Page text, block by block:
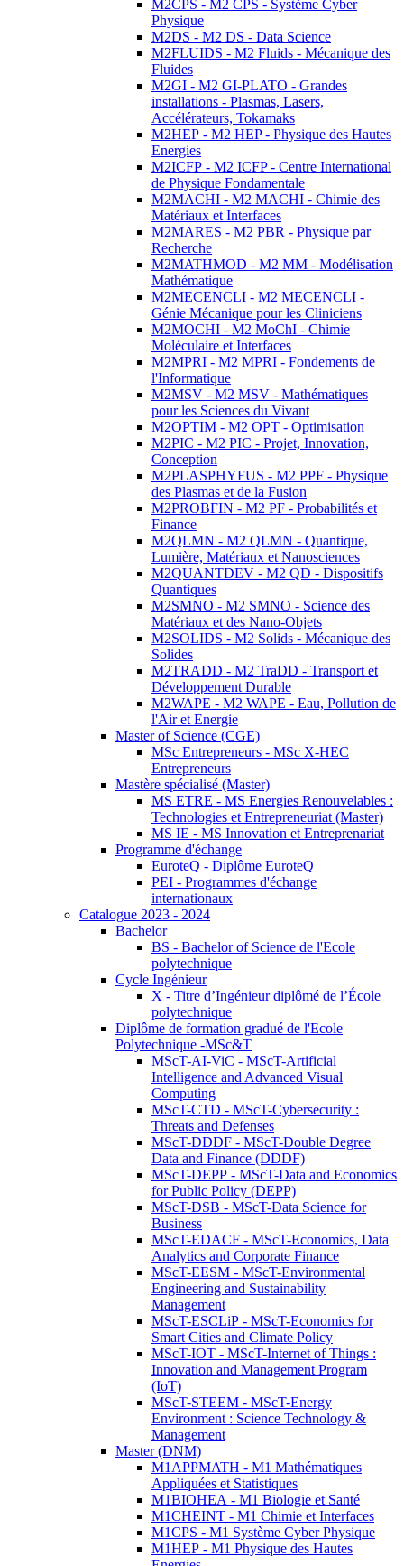
M2CPS - M2 CPS - Système Cyber
Physique
M2DS - M2 DS - Data Science
M2FLUIDS - M2 Fluids - Mécanique des
Fluides
M2GI - M2 GI-PLATO - Grandes
installations - Plasmas, Lasers,
Accélérateurs, Tokamaks
M2HEP - M2 HEP - Physique des Hautes
Energies
M2ICFP - M2 ICFP - Centre International
de Physique Fondamentale
M2MACHI - M2 MACHI - Chimie des
Matériaux et Interfaces
M2MARES - M2 PBR - Physique par
Recherche
M2MATHMOD - M2 MM - Modélisation
Mathématique
M2MECENCLI - M2 MECENCLI -
Génie Mécanique pour les Cliniciens
M2MOCHI - M2 MoChI - Chimie
Moléculaire et Interfaces
M2MPRI - M2 MPRI - Fondements de
l'Informatique
M2MSV - M2 MSV - Mathématiques
pour les Sciences du Vivant
M2OPTIM - M2 OPT - Optimisation
M2PIC - M2 PIC - Projet, Innovation,
Conception
M2PLASPHYFUS - M2 PPF - Physique
des Plasmas et de la Fusion
M2PROBFIN - M2 PF - Probabilités et
Finance
M2QLMN - M2 QLMN - Quantique,
Lumière, Matériaux et Nanosciences
M2QUANTDEV - M2 QD - Dispositifs
Quantiques
M2SMNO - M2 SMNO - Science des
Matériaux et des Nano-Objets
M2SOLIDS - M2 Solids - Mécanique des
Solides
M2TRADD - M2 TraDD - Transport et
Développement Durable
M2WAPE - M2 WAPE - Eau, Pollution de
l'Air et Energie
Master of Science (CGE)
MSc Entrepreneurs - MSc X-HEC
Entrepreneurs
Mastère spécialisé (Master)
MS ETRE - MS Energies Renouvelables :
Technologies et Entrepreneuriat (Master)
MS IE - MS Innovation et Entreprenariat
Programme d'échange
EuroteQ - Diplôme EuroteQ
PEI - Programmes d'échange
internationaux
Catalogue 2023 - 2024
Bachelor
BS - Bachelor of Science de l'Ecole
polytechnique
Cycle Ingénieur
X - Titre d’Ingénieur diplômé de l’École
polytechnique
Diplôme de formation gradué de l'Ecole
Polytechnique -MSc&T
MScT-AI-ViC - MScT-Artificial
Intelligence and Advanced Visual
Computing
MScT-CTD - MScT-Cybersecurity :
Threats and Defenses
MScT-DDDF - MScT-Double Degree
Data and Finance (DDDF)
MScT-DEPP - MScT-Data and Economics
for Public Policy (DEPP)
MScT-DSB - MScT-Data Science for
Business
MScT-EDACF - MScT-Economics, Data
Analytics and Corporate Finance
MScT-EESM - MScT-Environmental
Engineering and Sustainability
Management
MScT-ESCLiP - MScT-Economics for
Smart Cities and Climate Policy
MScT-IOT - MScT-Internet of Things :
Innovation and Management Program
(IoT)
MScT-STEEM - MScT-Energy
Environment : Science Technology &
Management
Master (DNM)
M1APPMATH - M1 Mathématiques
Appliquées et Statistiques
M1BIOHEA - M1 Biologie et Santé
M1CHEINT - M1 Chimie et Interfaces
M1CPS - M1 Système Cyber Physique
M1HEP - M1 Physique des Hautes